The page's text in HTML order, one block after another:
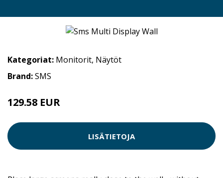
Kategoriat: Monitorit, Näytöt
Brand:SMS
129.58 EUR
LISÄTIETOJA